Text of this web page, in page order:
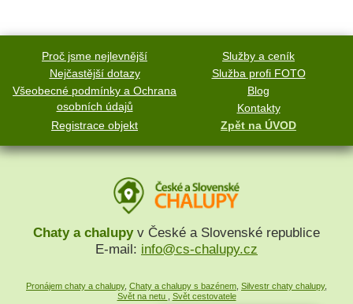
Proč jsme nejlevnější
Služby a ceník
Nejčastější dotazy
Služba profi FOTO
Všeobecné podmínky a Ochrana
osobních údajů
Blog
Kontakty
Registrace objekt
Zpět na ÚVOD
Chaty a chalupyv České a Slovenské republice
E-mail: info@cs-chalupy.cz
Pronájem chaty a chalupy, Chaty a chalupy s bazénem, Silvestr chaty chalupy,
Svět na netu , Svět cestovatele